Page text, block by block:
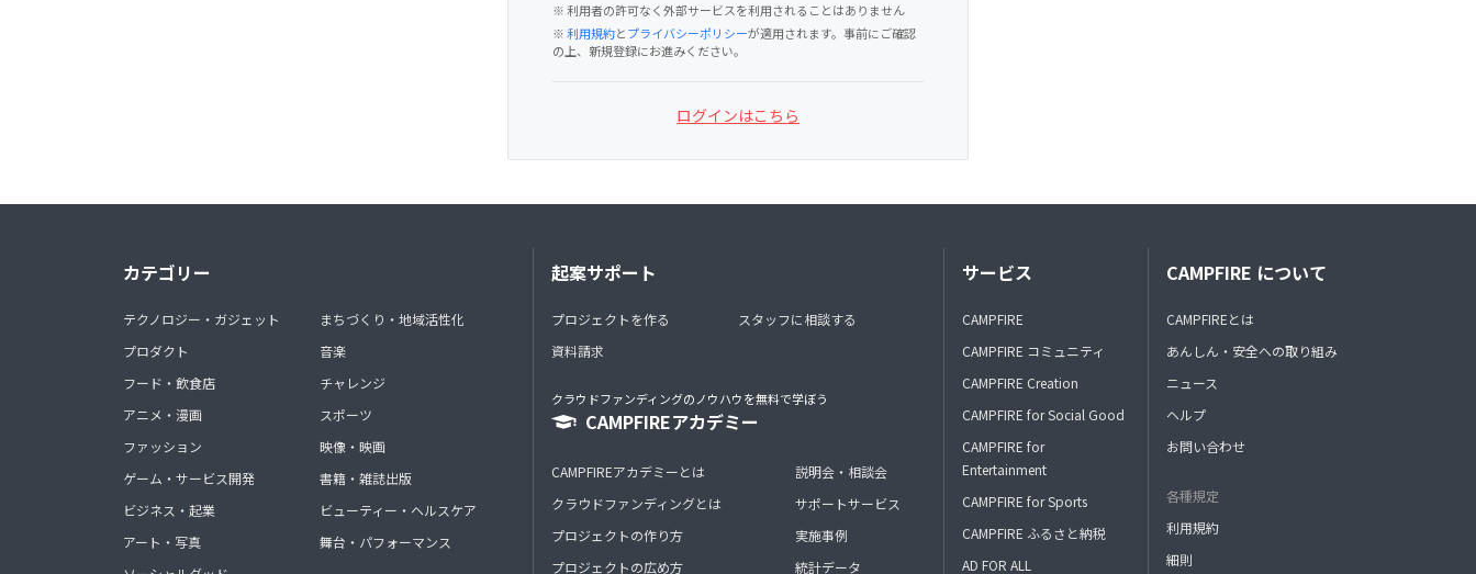
※ 利用者の許可なく外部サービスを利用されることはありません
※利用規約とプライバシーポリシーが適用されます。事前にご確認
の上、新規登録にお進みください。
ログインはこちら
カテゴリー
テクノロジー・ガジェット
プロダクト
フード・飲食店
アニメ・漫画
ファッション
ゲーム・サービス開発
ビジネス・起業
アート・写真
まちづくり・地域活性化
音楽
チャレンジ
スポーツ
映像・映画
書籍・雑誌出版
ビューティー・ヘルスケア
舞台・パフォーマンス
起案サポート
プロジェクトを作る
資料請求
スタッフに相談する
クラウドファンディングのノウハウを無料で学ぼう
CAMPFIREアカデミー
CAMPFIREアカデミーとは
クラウドファンディングとは
プロジェクトの作り方
プロジェクトの広め方
説明会・相談会
サポートサービス
実施事例
統計データ
サービス
CAMPFIRE
CAMPFIRE コミュニティ
CAMPFIRE Creation
CAMPFIRE for Social Good
CAMPFIRE for
Entertainment
CAMPFIRE for Sports
CAMPFIRE ふるさと納税
AD FOR ALL
CAMPFIRE について
CAMPFIREとは
あんしん・安全への取り組み
ニュース
ヘルプ
お問い合わせ
各種規定
利用規約
細則